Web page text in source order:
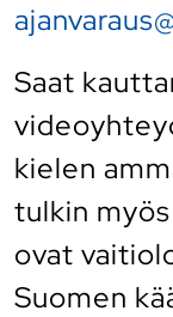
Saat
kielen
tulkin
ovat
Suomen